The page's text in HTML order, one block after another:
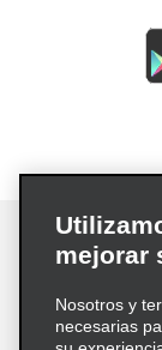
mejorar
Nosotros y
necesarias